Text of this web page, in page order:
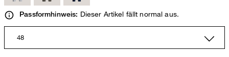
Passformhinweis: Dieser Artikel fällt normal aus.
48